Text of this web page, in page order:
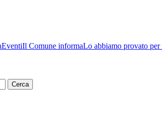
EventiIl Comune informaLo abbiamo provato per
Cerca